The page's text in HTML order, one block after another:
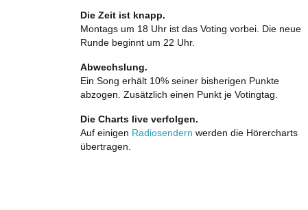
Die Zeit ist knapp.
Montags um 18 Uhr ist das Voting vorbei. Die neue
Runde beginnt um 22 Uhr.
Abwechslung.
Ein Song erhält 10% seiner bisherigen Punkte
abzogen. Zusätzlich einen Punkt je Votingtag.
Die Charts live verfolgen.
Auf einigen Radiosendern werden die Hörercharts
übertragen.